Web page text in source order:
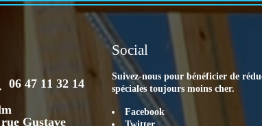
06 47 11 32 14
Gustave
Social
Suivez-nous pour bénéficier de
spéciales toujours moins cher.
Facebook